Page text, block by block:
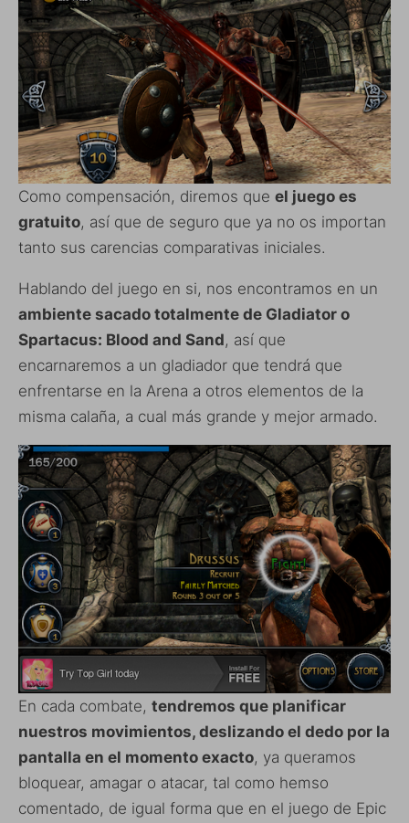
Como compensación, diremos que el juego es
gratuito, así que de seguro que ya no os importan
tanto sus carencias comparativas iniciales.
Hablando del juego en si, nos encontramos en un
ambiente sacado totalmente de Gladiator o
Spartacus: Blood and Sand, así que
encarnaremos a un gladiador que tendrá que
enfrentarse en la Arena a otros elementos de la
misma calaña, a cual más grande y mejor armado.
En cada combate, tendremos que planificar
nuestros movimientos, deslizando el dedo por la
pantalla en el momento exacto, ya queramos
bloquear, amagar o atacar, tal como hemso
comentado, de igual forma que en el juego de Epic